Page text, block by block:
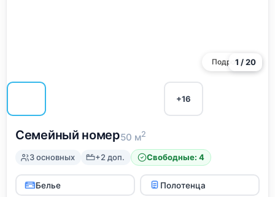
Подробнее
1 / 20
+16
Семейный номер50 м2
3 основных +2 доп. Свободные: 4
Белье Полотенца